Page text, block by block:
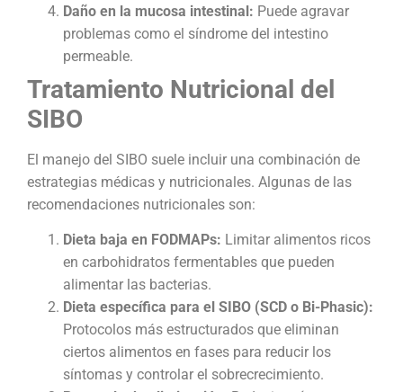
Daño en la mucosa intestinal: Puede agravar
problemas como el síndrome del intestino
permeable.
Tratamiento Nutricional del
SIBO
El manejo del SIBO suele incluir una combinación de
estrategias médicas y nutricionales. Algunas de las
recomendaciones nutricionales son:
Dieta baja en FODMAPs: Limitar alimentos ricos
en carbohidratos fermentables que pueden
alimentar las bacterias.
Dieta específica para el SIBO (SCD o Bi-Phasic):
Protocolos más estructurados que eliminan
ciertos alimentos en fases para reducir los
síntomas y controlar el sobrecrecimiento.